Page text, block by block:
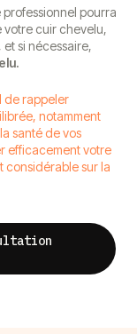
pourra
votre cuir chevelu,
, et si nécessaire,
de rappeler
notamment
santé de vos
efficacement votre
considérable sur la